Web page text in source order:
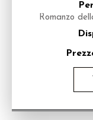
Romanzo